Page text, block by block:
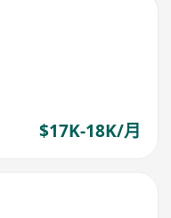
$17K-18K/月